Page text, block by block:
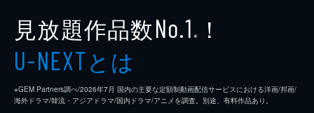
見放題作品数No.1 ※ ！
U-NEXTとは
※GEM Partners調べ/2026年7⽉ 国内の主要な定額制動画配信サービスにおける洋画/邦画/
海外ドラマ/韓流・アジアドラマ/国内ドラマ/アニメを調査。別途、有料作品あり。